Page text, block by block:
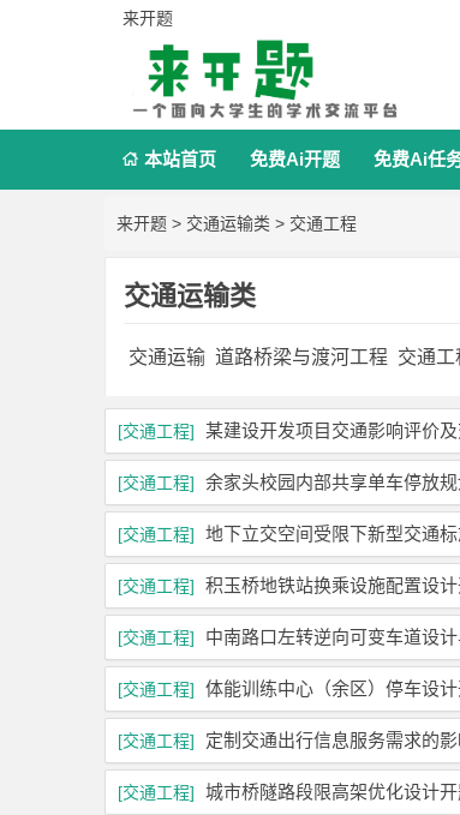
来开题
 本站首页 免费Ai开题 免费Ai任
来开题 > 交通运输类 > 交通工程
交通运输类
交通运输 道路桥梁与渡河工程 交通工
[交通工程] 某建设开发项目交通影响评价
[交通工程] 余家头校园内部共享单车停放
[交通工程] 地下立交空间受限下新型交通
[交通工程] 积玉桥地铁站换乘设施配置设
[交通工程] 中南路口左转逆向可变车道设
[交通工程] 体能训练中心（余区）停车设
[交通工程] 定制交通出行信息服务需求的
[交通工程] 城市桥隧路段限高架优化设计